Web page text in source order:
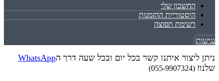
החשבון שלי
היסטוריית ההזמנות
רשימת תפוצה
נגישות
ניתן ליצור איתנו קשר בכל יום ובכל שעה דרך הWhatsApp
שלנו! (055-9907324)